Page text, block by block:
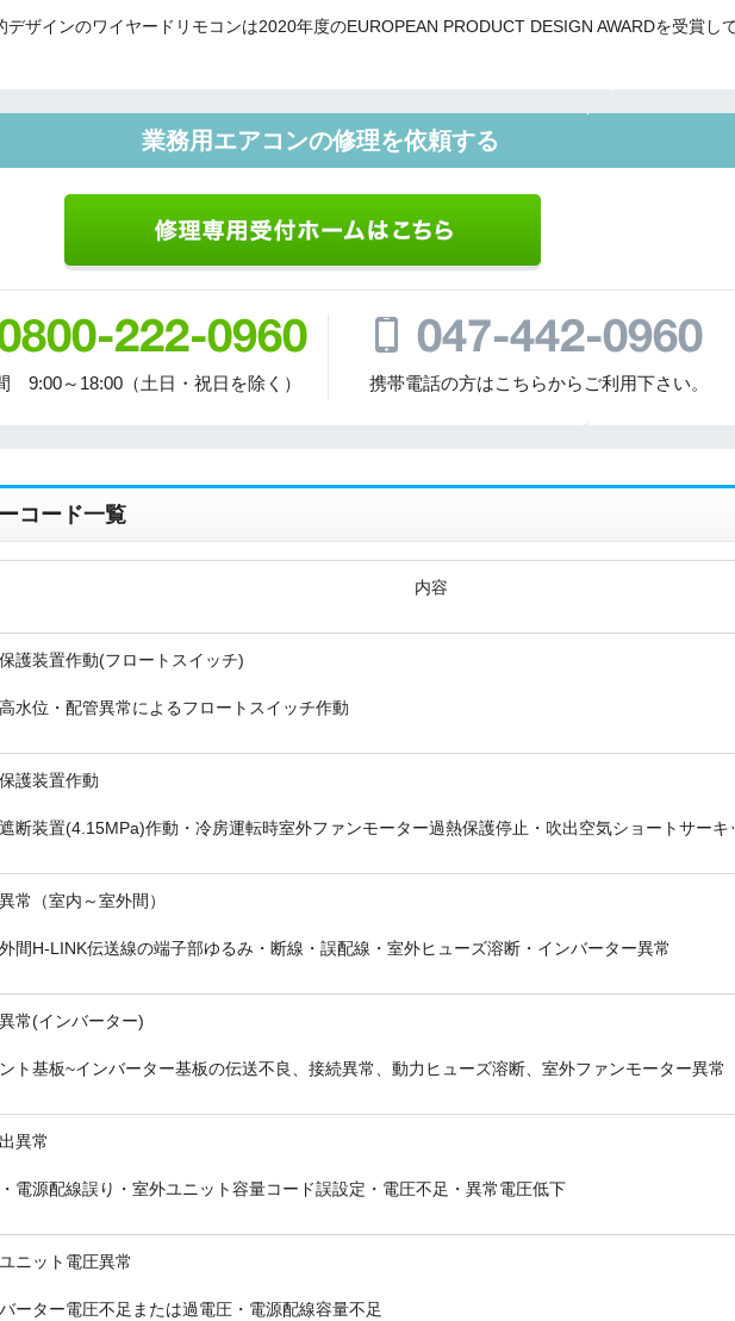
ザインのワイヤードリモコンは2020年度のEUROPEAN PRODUCT DESIGN AWARDを受賞して
業務用エアコンの修理を依頼する
9:00～18:00（土日・祝日を除く） 携帯電話の方はこちらからご利用下さい。
コード一覧
内容
護装置作動(フロートスイッチ)
水位・配管異常によるフロートスイッチ作動
護装置作動
断装置(4.15MPa)作動・冷房運転時室外ファンモーター過熱保護停止・吹出空気ショートサーキ
常（室内～室外間）
間H-LINK伝送線の端子部ゆるみ・断線・誤配線・室外ヒューズ溶断・インバーター異常
常(インバーター)
ト基板~インバーター基板の伝送不良、接続異常、動力ヒューズ溶断、室外ファンモーター異常
異常
電源配線誤り・室外ユニット容量コード誤設定・電圧不足・異常電圧低下
ニット電圧異常
ーター電圧不足または過電圧・電源配線容量不足
折り返しのご連絡
お電話
メール